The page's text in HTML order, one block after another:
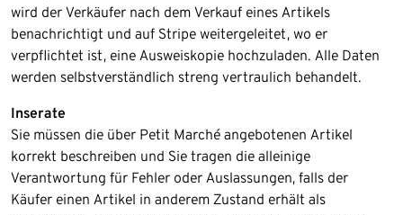
wird der Verkäufer nach dem Verkauf eines Artikels
benachrichtigt und auf Stripe weitergeleitet, wo er
verpflichtet ist, eine Ausweiskopie hochzuladen. Alle Daten
werden selbstverständlich streng vertraulich behandelt.​
Inserate
Sie müssen die über Petit Marché angebotenen Artikel
korrekt beschreiben und Sie tragen die alleinige
Verantwortung für Fehler oder Auslassungen, falls der
Käufer einen Artikel in anderem Zustand erhält als